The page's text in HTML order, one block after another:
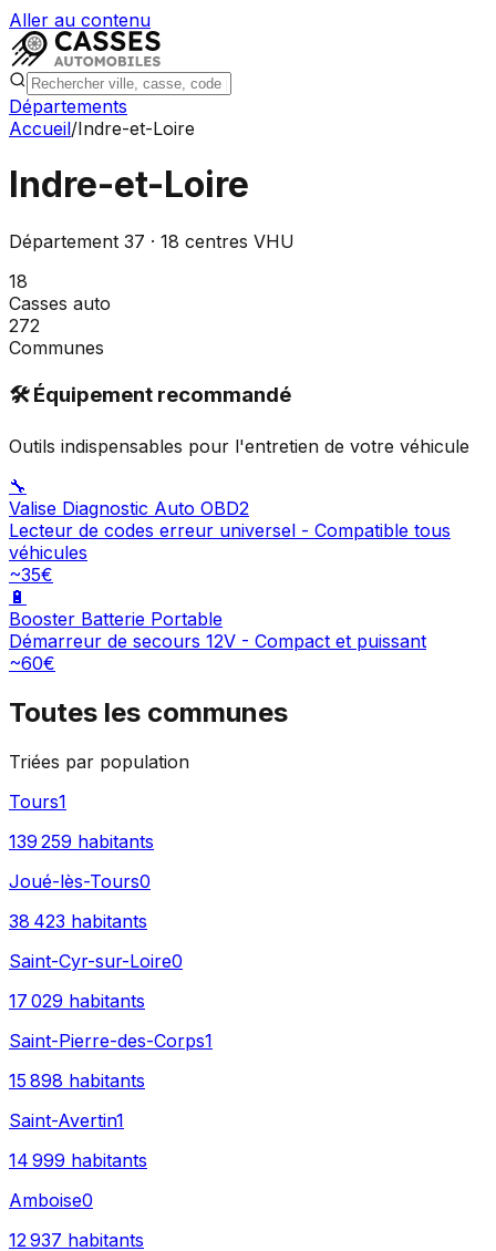
Aller au contenu
Départements
Accueil/Indre-et-Loire
Indre-et-Loire
Département 37 · 18 centres VHU
18
Casses auto
272
Communes
🛠️ Équipement recommandé
Outils indispensables pour l'entretien de votre véhicule
🔧
Valise Diagnostic Auto OBD2
Lecteur de codes erreur universel - Compatible tous
véhicules
~35€
🔋
Booster Batterie Portable
Démarreur de secours 12V - Compact et puissant
~60€
Toutes les communes
Triées par population
Tours1
139 259 habitants
Joué-lès-Tours0
38 423 habitants
Saint-Cyr-sur-Loire0
17 029 habitants
Saint-Pierre-des-Corps1
15 898 habitants
Saint-Avertin1
14 999 habitants
Amboise0
12 937 habitants